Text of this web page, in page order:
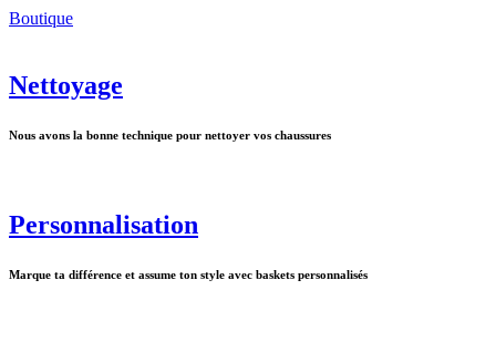
Boutique
Nettoyage
Nous avons la bonne technique pour nettoyer vos chaussures
Personnalisation
Marque ta différence et assume ton style avec baskets personnalisés